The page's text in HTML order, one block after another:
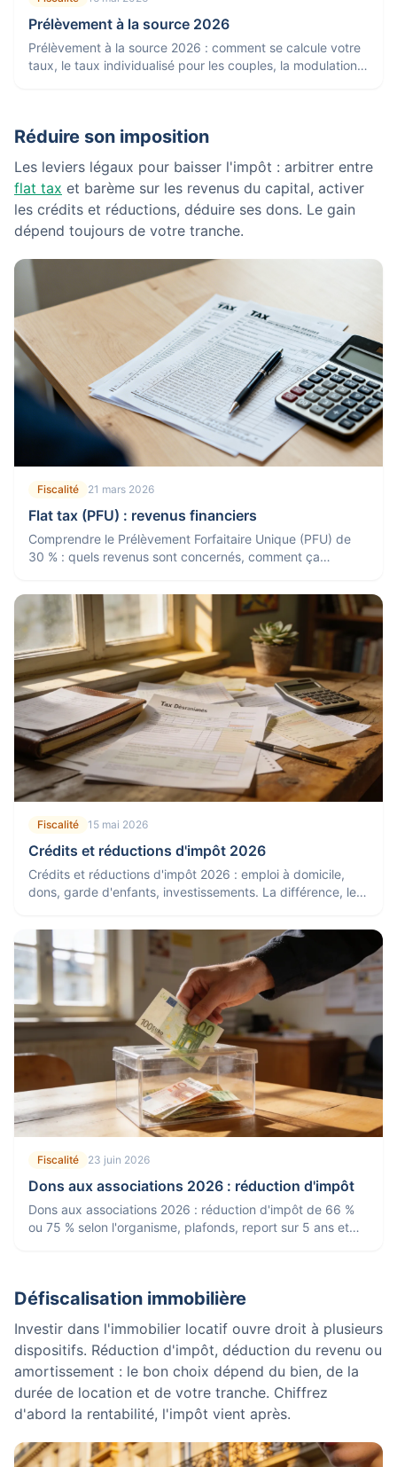
Prélèvement à la source 2026
Prélèvement à la source 2026 : comment se calcule votre
taux, le taux individualisé pour les couples, la modulation
Réduire son imposition
Les leviers légaux pour baisser l'impôt : arbitrer entre
flat tax et barème sur les revenus du capital, activer
les crédits et réductions, déduire ses dons. Le gain
dépend toujours de votre tranche.
Fiscalité 21 mars 2026
Flat tax (PFU) : revenus financiers
Comprendre le Prélèvement Forfaitaire Unique (PFU) de
30 % : quels revenus sont concernés, comment ça
Fiscalité 15 mai 2026
Crédits et réductions d'impôt 2026
Crédits et réductions d'impôt 2026 : emploi à domicile,
dons, garde d'enfants, investissements. La différence, les
Fiscalité 23 juin 2026
Dons aux associations 2026 : réduction d'impôt
Dons aux associations 2026 : réduction d'impôt de 66 %
ou 75 % selon l'organisme, plafonds, report sur 5 ans et
Défiscalisation immobilière
Investir dans l'immobilier locatif ouvre droit à plusieurs
dispositifs. Réduction d'impôt, déduction du revenu ou
amortissement : le bon choix dépend du bien, de la
durée de location et de votre tranche. Chiffrez
d'abord la rentabilité, l'impôt vient après.